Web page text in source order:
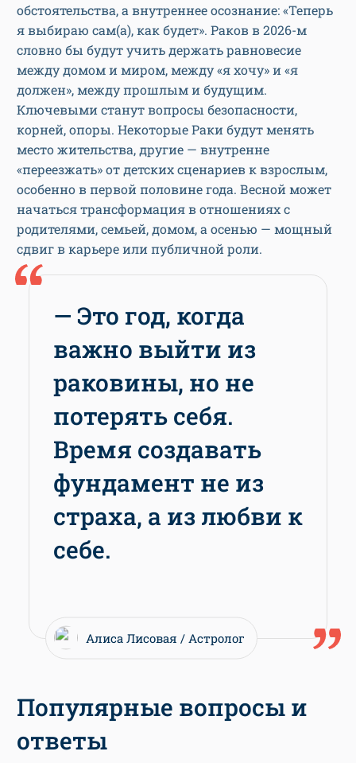
обстоятельства, а внутреннее осознание: «Теперь
я выбираю сам(а), как будет». Раков в 2026-м
словно бы будут учить держать равновесие
между домом и миром, между «я хочу» и «я
должен», между прошлым и будущим.
Ключевыми станут вопросы безопасности,
корней, опоры. Некоторые Раки будут менять
место жительства, другие — внутренне
«переезжать» от детских сценариев к взрослым,
особенно в первой половине года. Весной может
начаться трансформация в отношениях с
родителями, семьей, домом, а осенью — мощный
сдвиг в карьере или публичной роли.
— Это год, когда
важно выйти из
раковины, но не
потерять себя.
Время создавать
фундамент не из
страха, а из любви к
себе.
Алиса Лисовая Астролог
Популярные вопросы и
ответы